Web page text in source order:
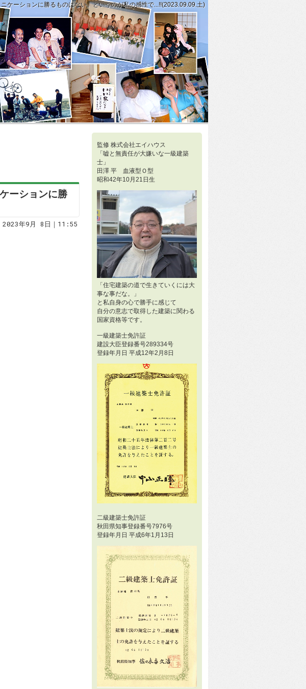
ケーションに勝るものはない。というのが私の感性で...!!(2023.09.09.土)
自分にとってはかなりヘビーなことですが、話は空気のようにさらりとかわして
ーションに勝
2023年9月 8日｜11:55
監修 株式会社エイハウス
「嘘と無責任が大嫌いな一級建築
士」
田澤 平 血液型Ｏ型
昭和42年10月21日生
「住宅建築の道で生きていくには大
事な事だな。」
と私自身の心で勝手に感じて
自分の意志で取得した建築に関わる
国家資格等です。
一級建築士免許証
建設大臣登録番号289334号
登録年月日 平成12年2月8日
二級建築士免許証
秋田県知事登録番号7976号
登録年月日 平成6年1月13日